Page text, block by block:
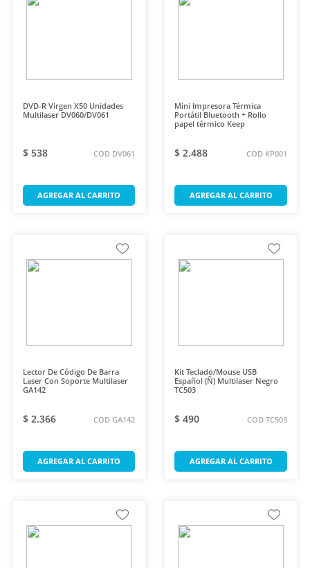
DVD-R Virgen X50 Unidades
Multilaser DV060/DV061
$ 538 COD DV061
AGREGAR AL CARRITO
Mini Impresora Térmica
Portátil Bluetooth + Rollo
papel térmico Keep
$ 2.488 COD KP001
AGREGAR AL CARRITO
Lector De Código De Barra
Laser Con Soporte Multilaser
GA142
$ 2.366 COD GA142
AGREGAR AL CARRITO
Kit Teclado/Mouse USB
Español (Ñ) Multilaser Negro
TC503
$ 490 COD TC503
AGREGAR AL CARRITO